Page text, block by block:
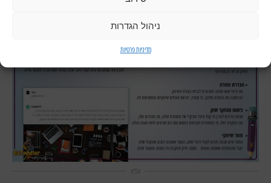
ניהול הגדרות
מדיניות פרטיות